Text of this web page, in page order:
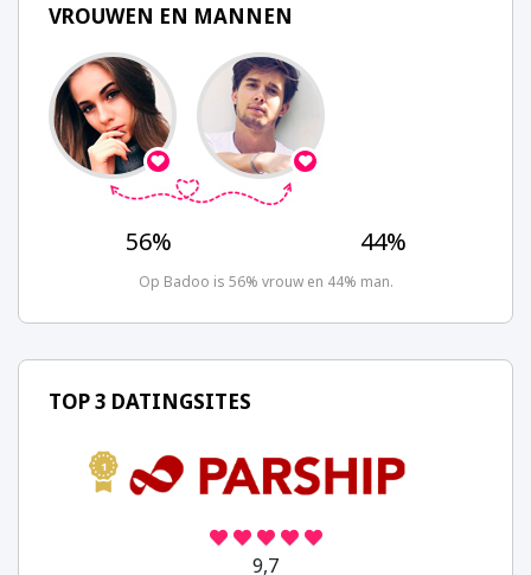
VROUWEN EN MANNEN
56% 44%
Op Badoo is 56% vrouw en 44% man.
TOP 3 DATINGSITES
1
9,7